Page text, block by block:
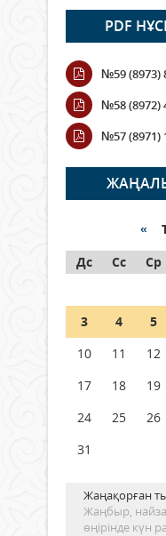
Open Air:
полиция
мыңнан
06 тамыз 2026
Wi-Fi
ӨТЕДІ?
06 тамыз
граждане
05 тамыз 2026
Шетелде
азаматтары
PDF
№59 (8973)
№58 (8972)
№57 (8971)
«
Дс
Сс Ср
3
4 5
10
11 12
17
18 19
24
25 26
31
Жаңақорған
Жаңбыр,
өңірінде күн